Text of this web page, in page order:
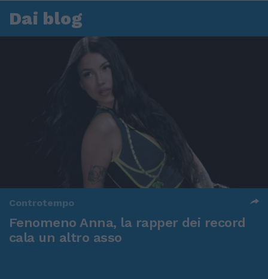
Dai blog
Controtempo
Fenomeno Anna, la rapper dei record
cala un altro asso